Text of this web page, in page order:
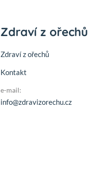
Zdraví z ořechů
Zdraví z ořechů
Kontakt
e-mail:
info@zdravizorechu.cz